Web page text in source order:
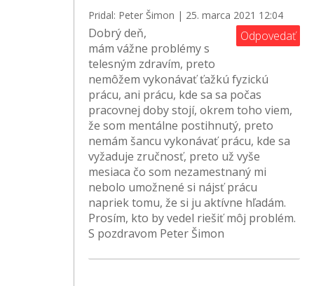
Pridal: Peter Šimon | 25. marca 2021 12:04
Odpovedať
Dobrý deň,
mám vážne problémy s
telesným zdravím, preto
nemôžem vykonávať ťažkú fyzickú
prácu, ani prácu, kde sa sa počas
pracovnej doby stojí, okrem toho viem,
že som mentálne postihnutý, preto
nemám šancu vykonávať prácu, kde sa
vyžaduje zručnosť, preto už vyše
mesiaca čo som nezamestnaný mi
nebolo umožnené si nájsť prácu
napriek tomu, že si ju aktívne hľadám.
Prosím, kto by vedel riešiť môj problém.
S pozdravom Peter Šimon